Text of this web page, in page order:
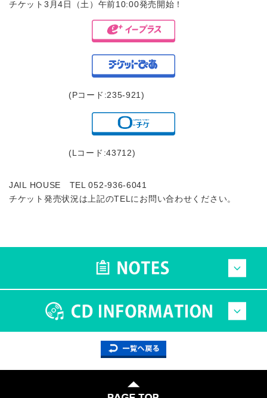
チケット3月4日（土）午前10:00発売開始！
(Pコード:235-921)
(Lコード:43712)
JAIL HOUSE TEL 052-936-6041
チケット発売状況は上記のTELにお問い合わせください。